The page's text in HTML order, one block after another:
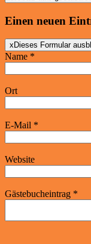
Einen neuen
x Dieses Formular
Name *
Ort
E-Mail *
Website
Gästebucheintrag *